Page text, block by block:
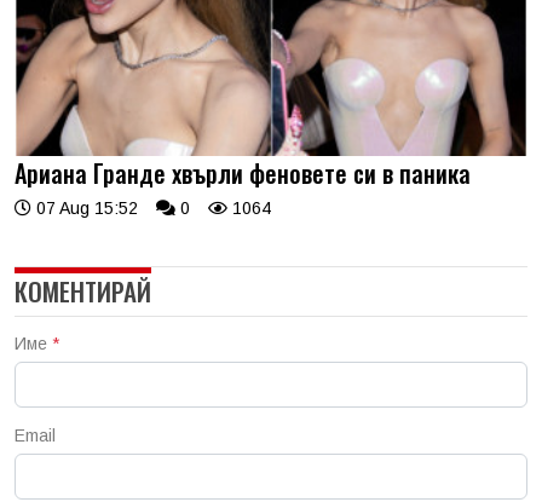
Ариана Гранде хвърли феновете си в паника
07 Aug 15:52 0 1064
КОМЕНТИРАЙ
Име *
Email